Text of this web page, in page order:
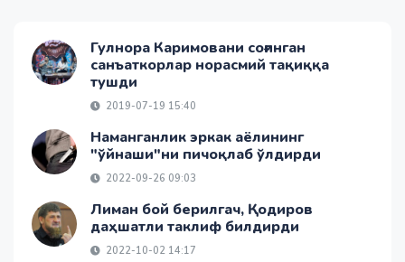
Гулнора Каримовани соғинган
санъаткорлар норасмий тақиққа
тушди
2019-07-19 15:40
Наманганлик эркак аёлининг
"ўйнаши"ни пичоқлаб ўлдирди
2022-09-26 09:03
Лиман бой берилгач, Қодиров
даҳшатли таклиф билдирди
2022-10-02 14:17